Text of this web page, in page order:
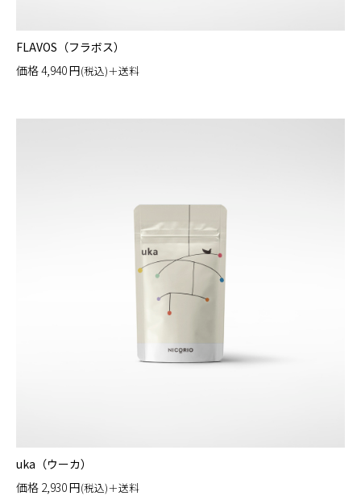
FLAVOS（フラボス）
価格4,940円(税込)＋送料
uka（ウーカ）
価格 2,930円(税込)＋送料